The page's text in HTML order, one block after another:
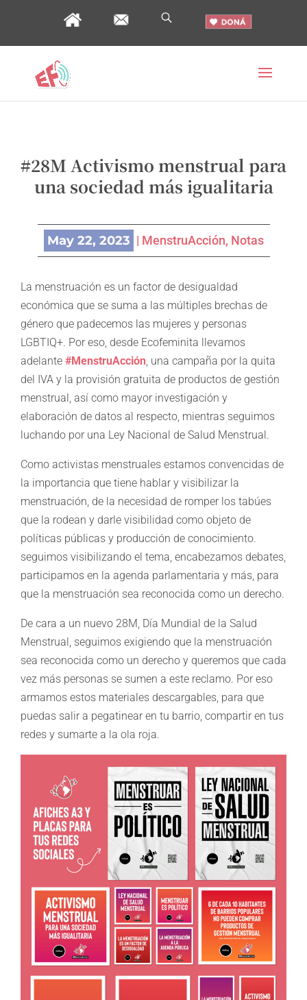
#28M Activismo menstrual para
una sociedad más igualitaria
May 22, 2023 | MenstruAcción, Notas
La menstruación es un factor de desigualdad
económica que se suma a las múltiples brechas de
género que padecemos las mujeres y personas
LGBTIQ+. Por eso, desde Ecofeminita llevamos
adelante #MenstruAcción, una campaña por la quita
del IVA y la provisión gratuita de productos de gestión
menstrual, así como mayor investigación y
elaboración de datos al respecto, mientras seguimos
luchando por una Ley Nacional de Salud Menstrual.
Como activistas menstruales estamos convencidas de
la importancia que tiene hablar y visibilizar la
menstruación, de la necesidad de romper los tabúes
que la rodean y darle visibilidad como objeto de
políticas públicas y producción de conocimiento.
seguimos visibilizando el tema, encabezamos debates,
participamos en la agenda parlamentaria y más, para
que la menstruación sea reconocida como un derecho.
De cara a un nuevo 28M, Día Mundial de la Salud
Menstrual, seguimos exigiendo que la menstruación
sea reconocida como un derecho y queremos que cada
vez más personas se sumen a este reclamo. Por eso
armamos estos materiales descargables, para que
puedas salir a pegatinear en tu barrio, compartir en tus
redes y sumarte a la ola roja.